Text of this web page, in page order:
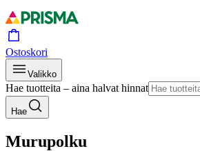
Ostoskori
Valikko
Hae tuotteita – aina halvat hinnat
Hae
Murupolku